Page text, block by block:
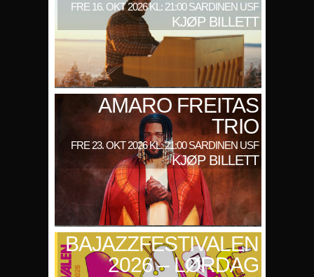
FRE 16. OKT 2026 KL: 21:00 SARDINEN USF
KJØP BILLETT
AMARO FREITAS
TRIO
FRE 23. OKT 2026 KL: 21:00 SARDINEN USF
KJØP BILLETT
BAJAZZFESTIVALEN
2026 – LØRDAG